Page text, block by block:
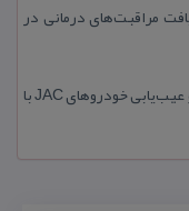
مراقبت‌های درمانی در
امداد خودرو جك در مشهد | تعمیر تخصصی و عیب‌یابی خودروهای JAC با